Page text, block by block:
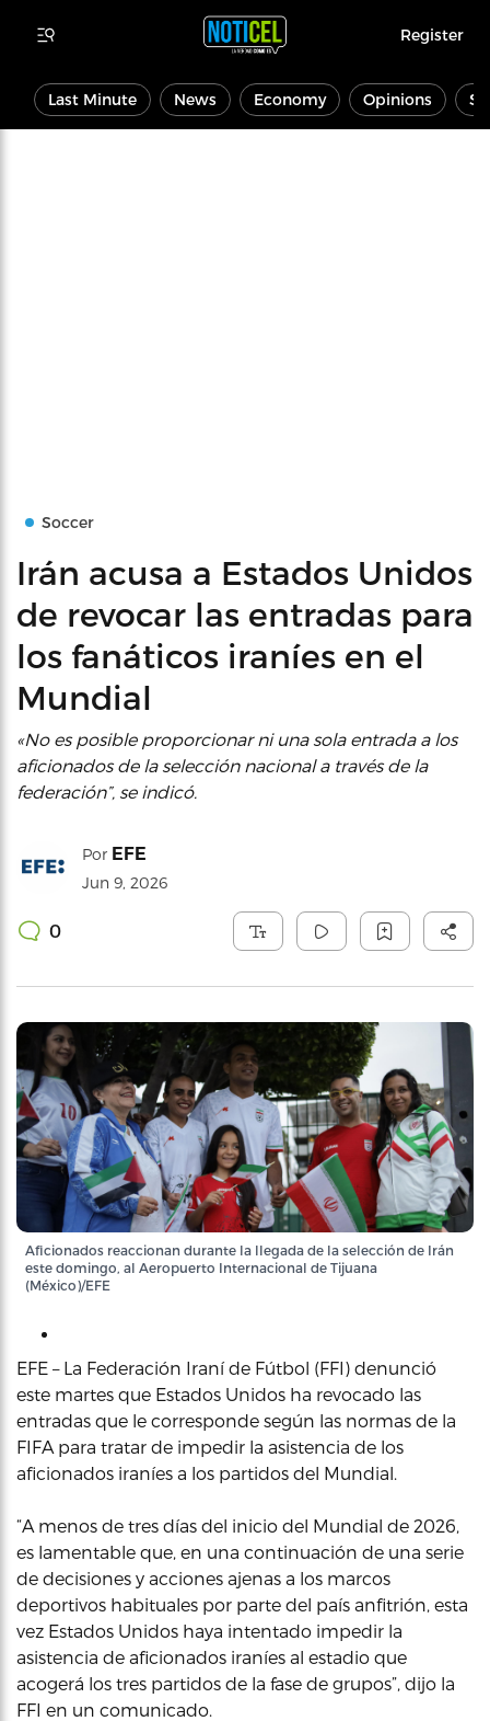
Register
Last Minute News Economy Opinions
Soccer
Irán acusa a Estados Unidos
de revocar las entradas para
los fanáticos iraníes en el
Mundial
«No es posible proporcionar ni una sola entrada a los
aficionados de la selección nacional a través de la
federación”, se indicó.
Por EFE
Jun 9, 2026
0
Aficionados reaccionan durante la llegada de la selección de Irán
este domingo, al Aeropuerto Internacional de Tijuana
(México)/EFE
EFE – La Federación Iraní de Fútbol (FFI) denunció
este martes que Estados Unidos ha revocado las
entradas que le corresponde según las normas de la
FIFA para tratar de impedir la asistencia de los
aficionados iraníes a los partidos del Mundial.
“A menos de tres días del inicio del Mundial de 2026,
es lamentable que, en una continuación de una serie
de decisiones y acciones ajenas a los marcos
deportivos habituales por parte del país anfitrión, esta
vez Estados Unidos haya intentado impedir la
asistencia de aficionados iraníes al estadio que
acogerá los tres partidos de la fase de grupos”, dijo la
FFI en un comunicado.